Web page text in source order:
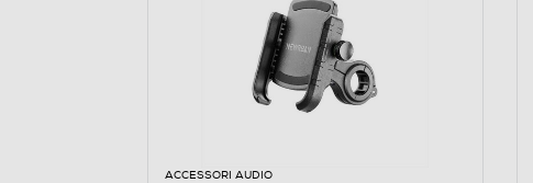
ACCESSORI AUDIO